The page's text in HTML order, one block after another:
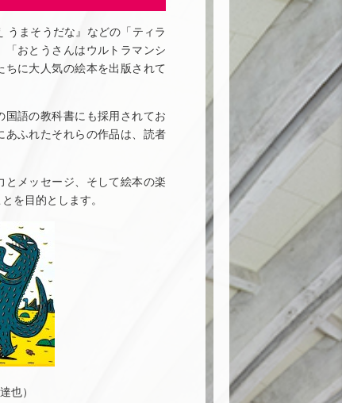
うまそうだな』などの「ティラ
「おとうさんはウルトラマンシ
ちに大人気の絵本を出版されて
国語の教科書にも採用されてお
あふれたそれらの作品は、読者
とメッセージ、そして絵本の楽
を目的とします。
也）